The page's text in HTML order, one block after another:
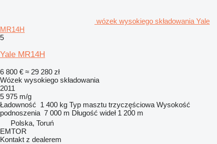
wózek wysokiego składowania Yale
MR14H
5
Yale MR14H
6 800 € ≈ 29 280 zł
Wózek wysokiego składowania
2011
5 975 m/g
Ładowność 1 400 kg Typ masztu trzyczęściowa Wysokość
podnoszenia 7 000 m Długość wideł 1 200 m
Polska, Toruń
EMTOR
Kontakt z dealerem